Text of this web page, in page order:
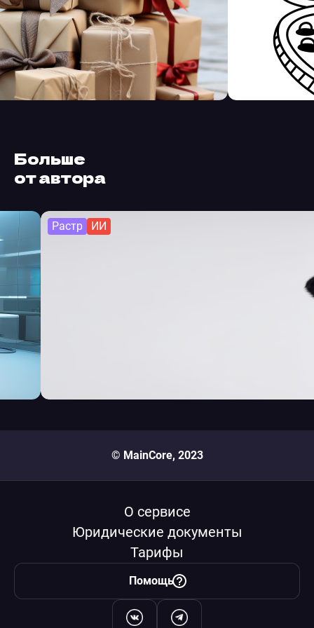
Больше
от автора
Растр ИИ
© MainCore, 2023
О сервисе
Юридические документы
Тарифы
Помощь